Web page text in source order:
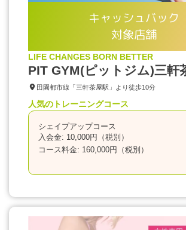
キャッシュバック
対象店舗
LIFE CHANGES BORN BETTER
PIT GYM(ピットジム)三軒
田園都市線「三軒茶屋駅」より徒歩10分
人気のトレーニングコース
シェイプアップコース
入会金: 10,000円（税別）
コース料金: 160,000円（税別）